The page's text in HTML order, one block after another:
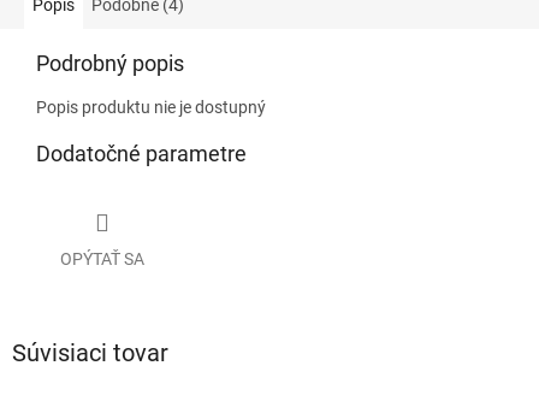
Popis Podobné (4)
Podrobný popis
Popis produktu nie je dostupný
Dodatočné parametre
OPÝTAŤ SA
Súvisiaci tovar